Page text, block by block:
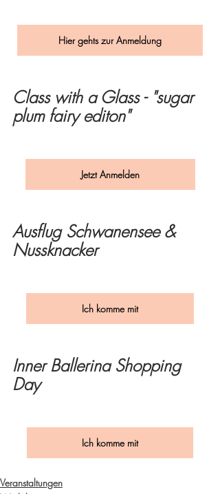
Hier gehts zur Anmeldung
Class with a Glass - "sugar
plum fairy editon"
Jetzt Anmelden
Ausflug Schwanensee &
Nussknacker
Ich komme mit
Inner Ballerina Shopping
Day
Ich komme mit
Veranstaltungen